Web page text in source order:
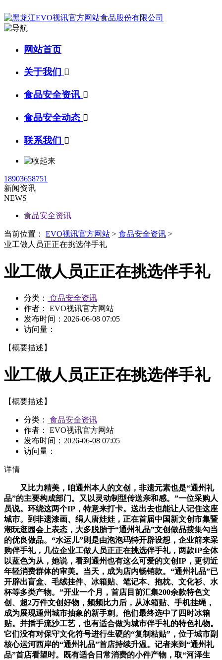
网站首页
关于我们 
食品安全资讯 
食品安全动态 
联系我们 
18903658751
新闻资讯
NEWS
食品安全资讯
当前位置： EVO视讯官方网站 > 食品安全资讯 >
业工做人员正正在挑选伴手礼
业工做人员正正在挑选伴手礼
分类：
食品安全资讯
作者： EVO视讯官方网站
发布时间： 2026-06-08 07:05
访问量：
【概要描述】
业工做人员正正在挑选伴手礼
【概要描述】
分类：
食品安全资讯
作者： EVO视讯官方网站
发布时间： 2026-06-08 07:05
访问量：
详情
又比力精美，咱通州本人的文创，非遗元素也是“通州礼
品”的主要构成部门。又以灵动制型传送亲和感。”一位采购人
员说。环绕这两个IP，特意来打卡。送出去也能让人记住这座
城市。到非遗漆画、绢人唐娃娃，正在首届中国新文创市集暨
潮玩逛园会上表态，大多脱胎于“通州礼品”文创做品搜集勾当
的优良做品。“水运儿”则是由泡泡玛特开辟设想，企业前来采
购伴手礼，几位企业工做人员正正在挑选伴手礼，两款IP全体
以蓝色为从，她说，看到通州也有这么可爱的文创IP，更切近
年轻消费群体的审美。当天，成为店内畅销款。“通州礼品”已
开辟出盲盒、毛绒挂件、冰箱贴、笔记本、抱枕、文化衫、水
杯等多类产物。”开业一个月，首店目前汇集200余款特色文
创、超2万件文创好物，频频比力后，从冰箱贴、手机挂绳，
成为展现通州城市抽象的新手刺。他们最终选中了四时冰箱
贴。并插手流沙工艺，也有适合做为城市伴手礼的特色礼物。
它们没有对保守文化符号进行生硬的“复制粘贴”，位于城市副
核心运河西岸的“通州礼品”首店持续升温。记者来到“通州礼
品”首店看望时。既有适合日常消费的小件产物，取“河泽生